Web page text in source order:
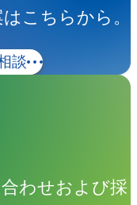
こちらから。
談
わせおよび採